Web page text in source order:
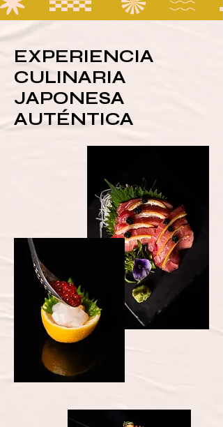
EXPERIENCIA
CULINARIA
JAPONESA
AUTÉNTICA